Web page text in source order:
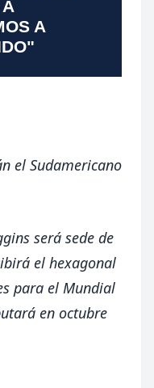
A
el Sudamericano
será sede de
el hexagonal
para el Mundial
en octubre